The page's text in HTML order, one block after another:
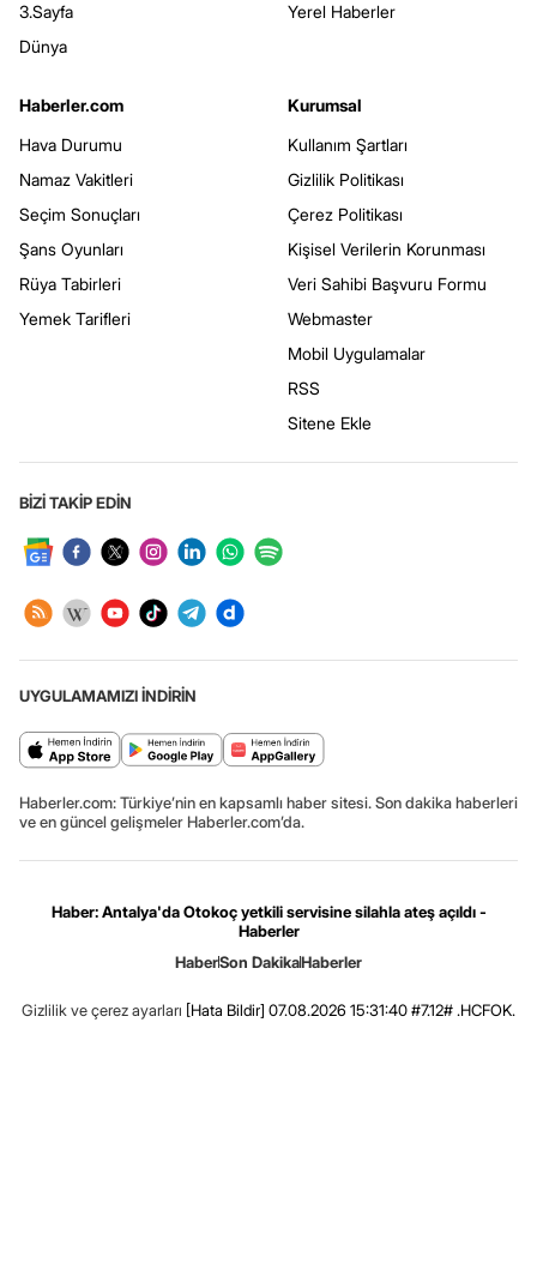
3.Sayfa
Dünya
Yerel Haberler
Haberler.com
Hava Durumu
Namaz Vakitleri
Seçim Sonuçları
Şans Oyunları
Rüya Tabirleri
Yemek Tarifleri
Kurumsal
Kullanım Şartları
Gizlilik Politikası
Çerez Politikası
Kişisel Verilerin Korunması
Veri Sahibi Başvuru Formu
Webmaster
Mobil Uygulamalar
RSS
Sitene Ekle
BİZİ TAKİP EDİN
UYGULAMAMIZI İNDİRİN
Haberler.com: Türkiye’nin en kapsamlı haber sitesi. Son dakika haberleri
ve en güncel gelişmeler Haberler.com’da.
Haber: Antalya'da Otokoç yetkili servisine silahla ateş açıldı -
Haberler
HaberSon DakikaHaberler
Gizlilik ve çerez ayarları [Hata Bildir] 07.08.2026 15:31:40 #7.12# .HCFOK.